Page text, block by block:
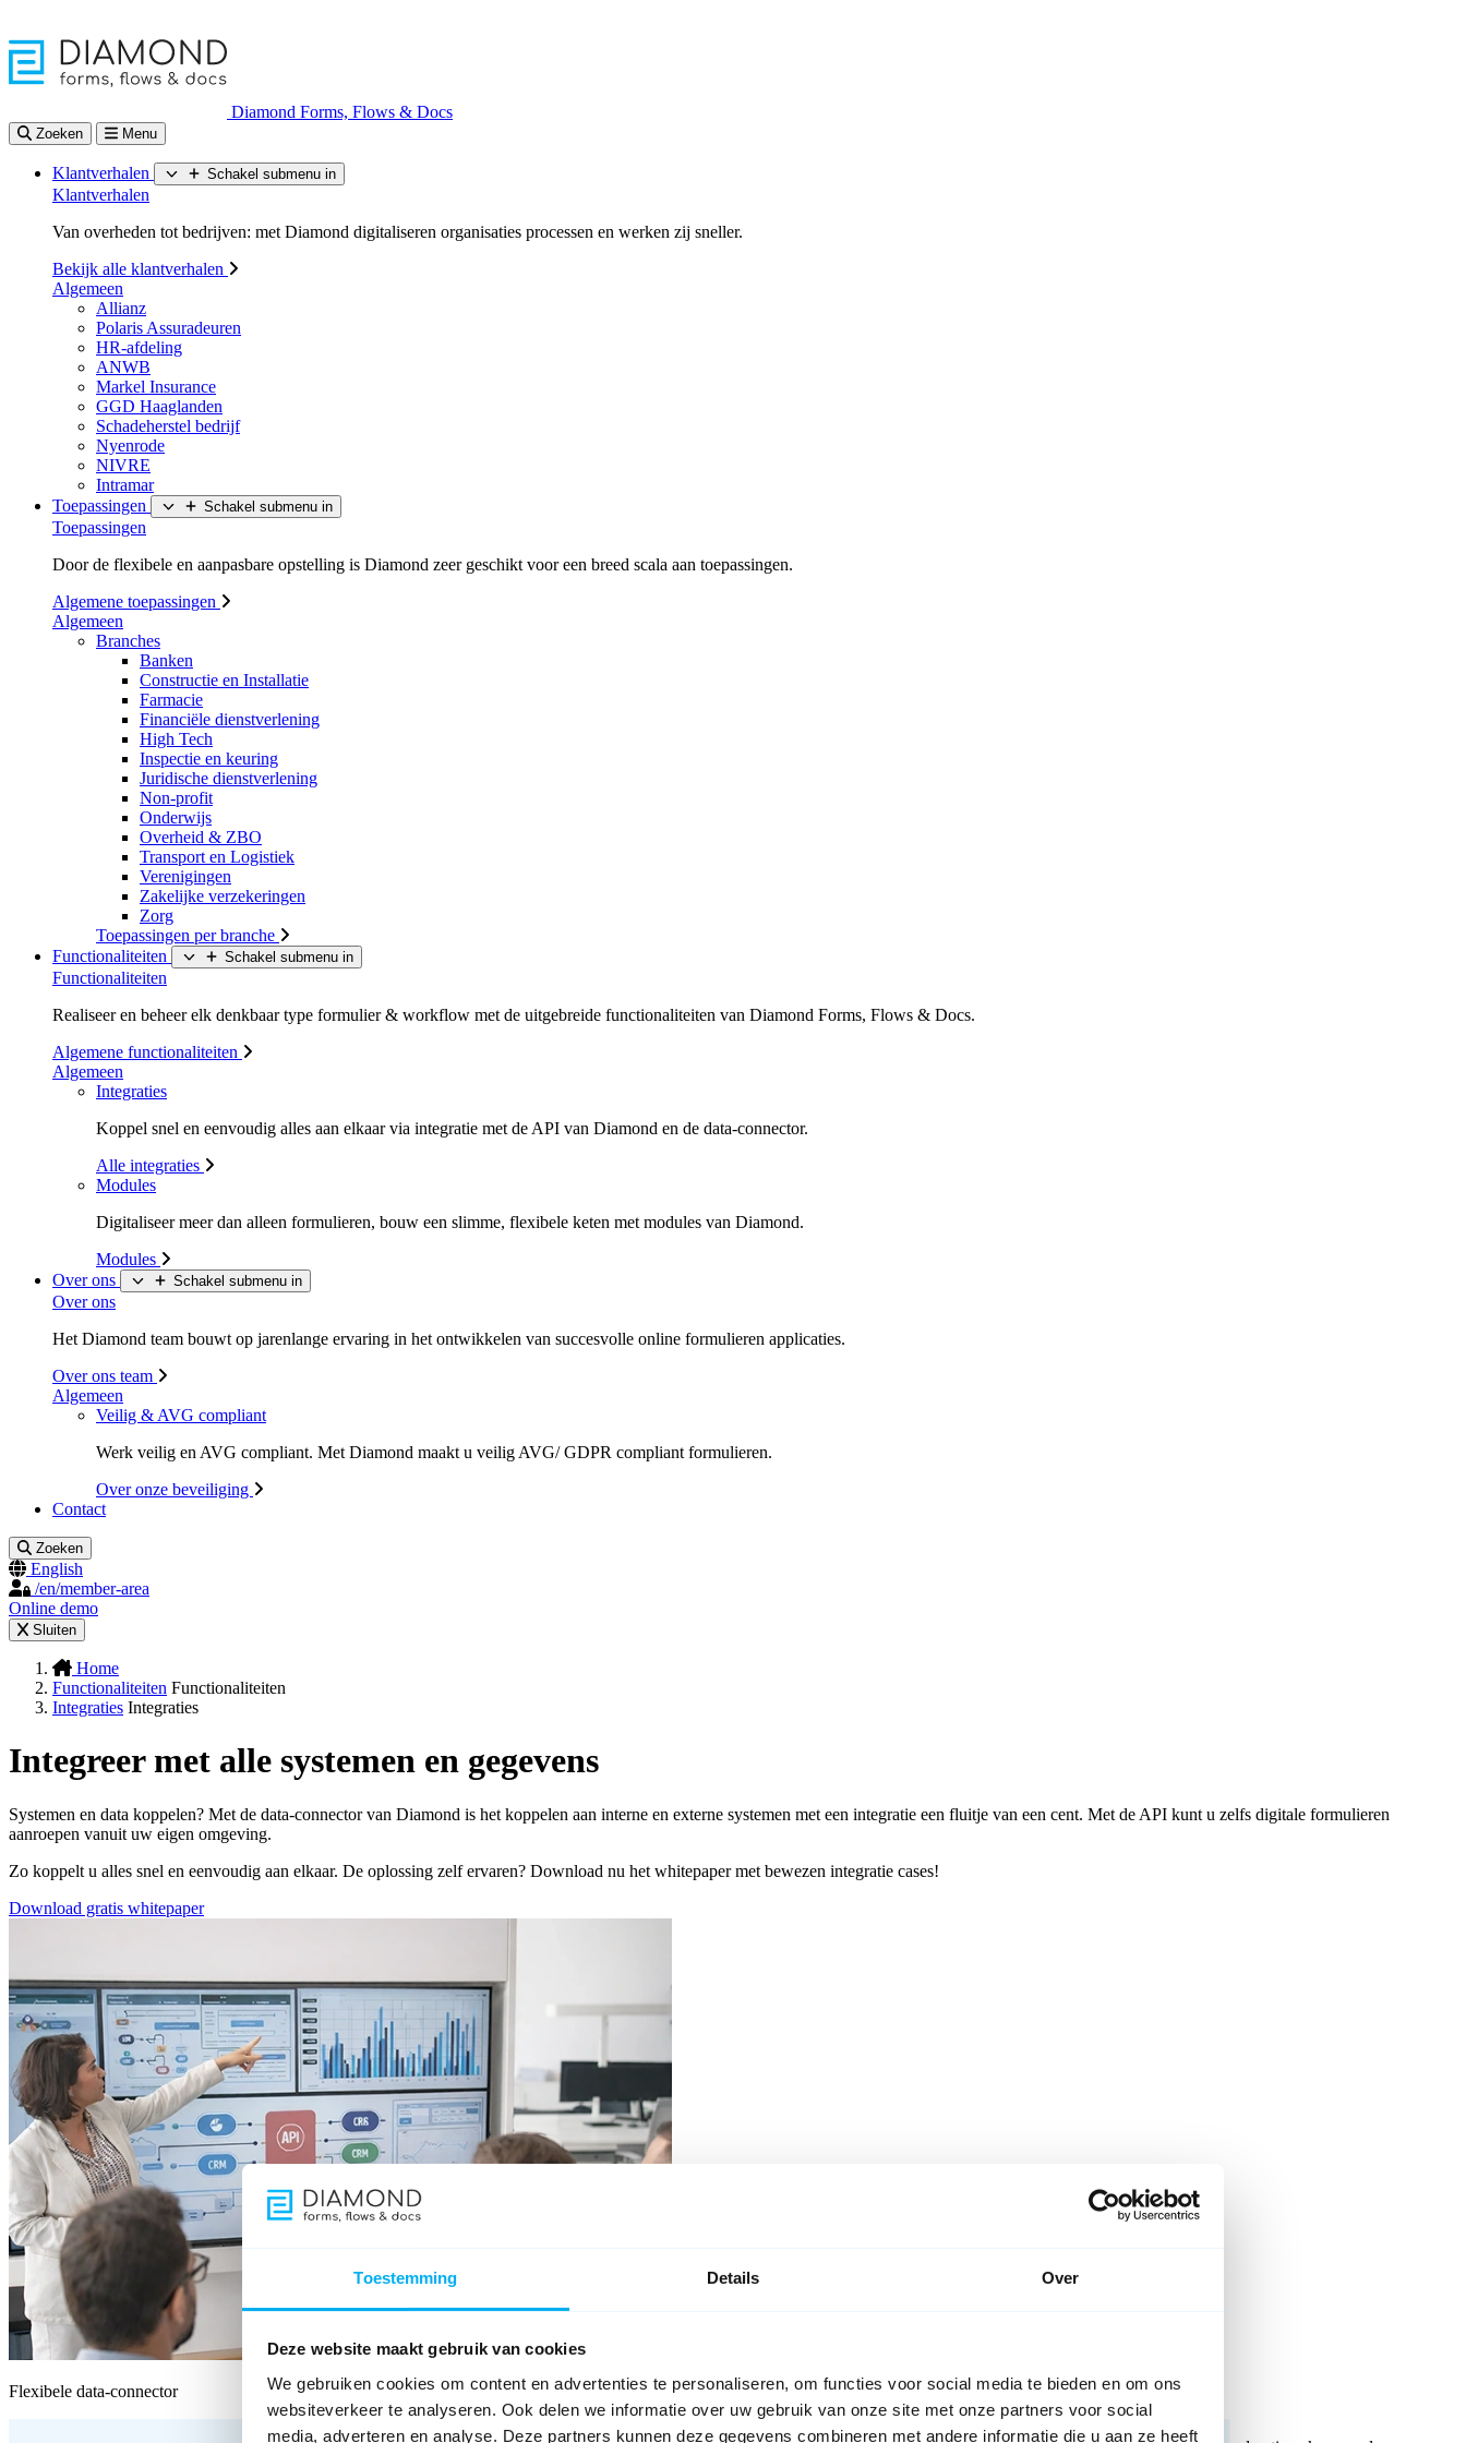
Toestemming Details Over
Deze website maakt gebruik van cookies
We gebruiken cookies om content en advertenties te personaliseren, om functies voor social media te bieden en om ons
websiteverkeer te analyseren. Ook delen we informatie over uw gebruik van onze site met onze partners voor social
media, adverteren en analyse. Deze partners kunnen deze gegevens combineren met andere informatie die u aan ze heeft
Diamond Forms, Flows & Docs
Zoeken Menu
Klantverhalen Schakel submenu in
Klantverhalen
Van overheden tot bedrijven: met Diamond digitaliseren organisaties processen en werken zij sneller.
Bekijk alle klantverhalen
Algemeen
Allianz
Polaris Assuradeuren
HR-afdeling
ANWB
Markel Insurance
GGD Haaglanden
Schadeherstel bedrijf
Nyenrode
NIVRE
Intramar
Toepassingen
Schakel submenu in
Toepassingen
Door de flexibele en aanpasbare opstelling is Diamond zeer geschikt voor een breed scala aan toepassingen.
Algemene toepassingen
Algemeen
Branches
Banken
Constructie en Installatie
Farmacie
Financiële dienstverlening
High Tech
Inspectie en keuring
Juridische dienstverlening
Non-profit
Onderwijs
Overheid & ZBO
Transport en Logistiek
Verenigingen
Zakelijke verzekeringen
Zorg
Toepassingen per branche
Functionaliteiten
Schakel submenu in
Functionaliteiten
Realiseer en beheer elk denkbaar type formulier & workflow met de uitgebreide functionaliteiten van Diamond Forms, Flows & Docs.
Algemene functionaliteiten
Algemeen
Integraties
Koppel snel en eenvoudig alles aan elkaar via integratie met de API van Diamond en de data-connector.
Alle integraties
Modules
Digitaliseer meer dan alleen formulieren, bouw een slimme, flexibele keten met modules van Diamond.
Modules
Over ons
Schakel submenu in
Over ons
Het Diamond team bouwt op jarenlange ervaring in het ontwikkelen van succesvolle online formulieren applicaties.
Over ons team
Algemeen
Veilig & AVG compliant
Werk veilig en AVG compliant. Met Diamond maakt u veilig AVG/ GDPR compliant formulieren.
Over onze beveiliging
Contact
Zoeken
English
/en/member-area
Online demo
Sluiten
Home
Functionaliteiten Functionaliteiten
Integraties Integraties
Integreer met alle systemen en gegevens
Systemen en data koppelen? Met de data-connector van Diamond is het koppelen aan interne en externe systemen met een integratie een fluitje van een cent. Met de API kunt u zelfs digitale formulieren
aanroepen vanuit uw eigen omgeving.
Zo koppelt u alles snel en eenvoudig aan elkaar. De oplossing zelf ervaren? Download nu het whitepaper met bewezen integratie cases!
Download gratis whitepaper
Flexibele data-connector Straight Through Processing